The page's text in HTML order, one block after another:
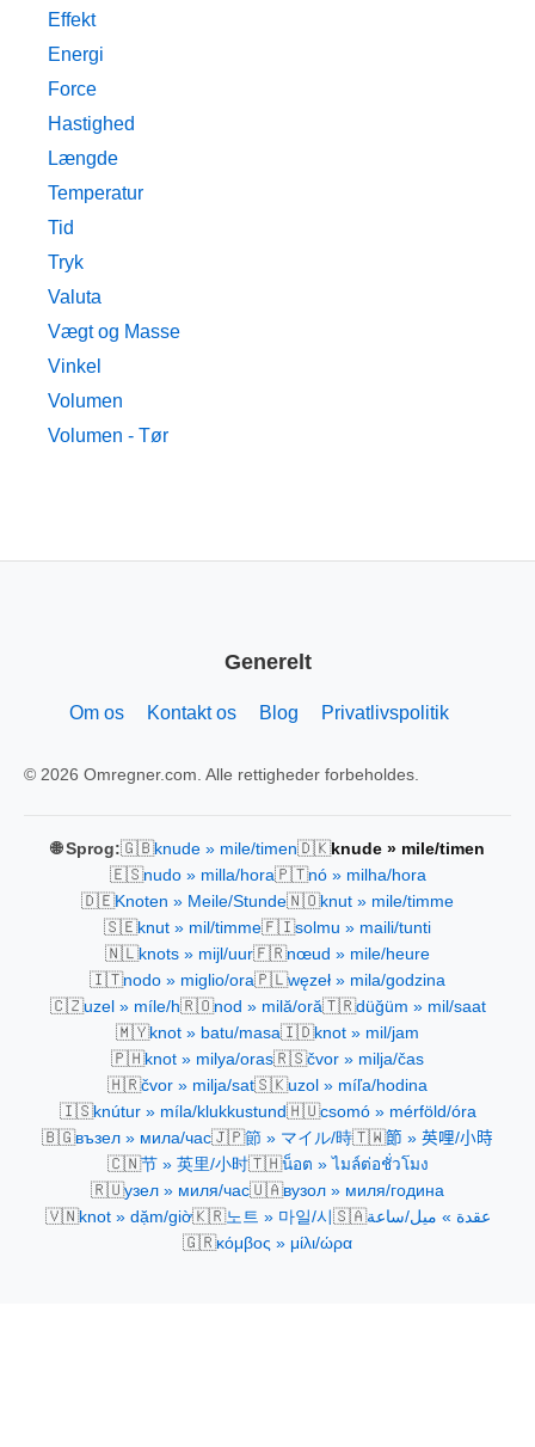
Effekt
Energi
Force
Hastighed
Længde
Temperatur
Tid
Tryk
Valuta
Vægt og Masse
Vinkel
Volumen
Volumen - Tør
Generelt
Om os Kontakt os Blog Privatlivspolitik
© 2026 Omregner.com. Alle rettigheder forbeholdes.
🌐 Sprog:🇬🇧knude » mile/timen🇩🇰knude » mile/timen
🇪🇸nudo » milla/hora🇵🇹nó » milha/hora
🇩🇪Knoten » Meile/Stunde🇳🇴knut » mile/timme
🇸🇪knut » mil/timme🇫🇮solmu » maili/tunti
🇳🇱knots » mijl/uur🇫🇷nœud » mile/heure
🇮🇹nodo » miglio/ora🇵🇱węzeł » mila/godzina
🇨🇿uzel » míle/h🇷🇴nod » milă/oră🇹🇷düğüm » mil/saat
🇲🇾knot » batu/masa🇮🇩knot » mil/jam
🇵🇭knot » milya/oras🇷🇸čvor » milja/čas
🇭🇷čvor » milja/sat🇸🇰uzol » míľa/hodina
🇮🇸knútur » míla/klukkustund🇭🇺csomó » mérföld/óra
🇧🇬възел » мила/час🇯🇵節 » マイル/時🇹🇼節 » 英哩/小時
🇨🇳节 » 英里/小时🇹🇭น็อต » ไมล์ต่อชั่วโมง
🇷🇺узел » миля/час🇺🇦вузол » миля/година
🇻🇳knot » dặm/giờ🇰🇷노트 » 마일/시 🇸🇦عقدة » ميل/ساعة
🇬🇷κόμβος » μίλι/ώρα